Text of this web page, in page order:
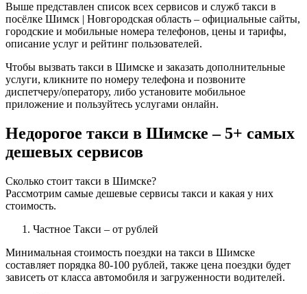
Выше представлен список всех сервисов и служб такси в
посёлке Шимск | Новгородская область – официальные сайты,
городские и мобильные номера телефонов, цены и тарифы,
описание услуг и рейтинг пользователей.
Чтобы вызвать такси в Шимске и заказать дополнительные
услуги, кликните по номеру телефона и позвоните
диспетчеру/оператору, либо установите мобильное
приложение и пользуйтесь услугами онлайн.
Недорогое такси в Шимске – 5+ самых
дешевых сервисов
Сколько стоит такси в Шимске?
Рассмотрим самые дешевые сервисы такси и какая у них
стоимость.
Частное Такси – от рублей
Минимальная стоимость поездки на такси в Шимске
составляет порядка 80-100 рублей, также цена поездки будет
зависеть от класса автомобиля и загруженности водителей.